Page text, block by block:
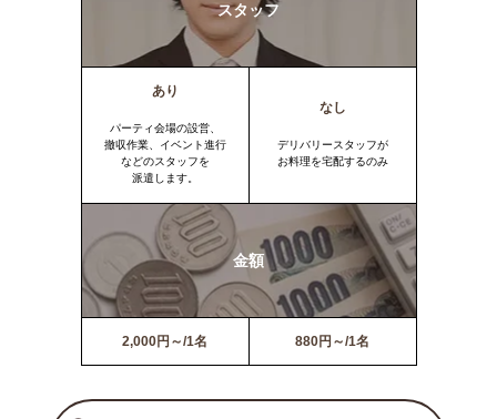
スタッフ
あり
パーティ会場の設営、
撤収作業、イベント進行
などのスタッフを
派遣します。
なし
デリバリースタッフが
お料理を宅配するのみ
金額
2,000円～/1名 880円～/1名